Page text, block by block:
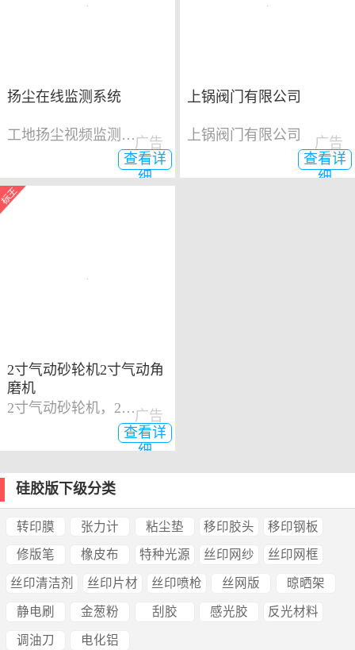
扬尘在线监测系统
工地扬尘视频监测系统
查看详
细
广告
上锅阀门有限公司
上锅阀门有限公司
查看详
细
广告
2寸气动砂轮机2寸气动角
磨机
2寸气动砂轮机，2寸气动角磨机
查看详
细
广告
硅胶版下级分类
转印膜 张力计 粘尘垫 移印胶头 移印钢板
修版笔 橡皮布 特种光源 丝印网纱 丝印网框
丝印清洁剂 丝印片材 丝印喷枪 丝网版 晾晒架
静电刷 金葱粉 刮胶 感光胶 反光材料
调油刀 电化铝